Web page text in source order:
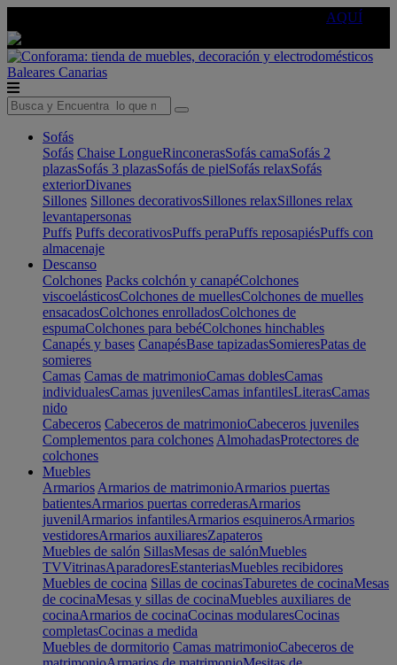
AQUÍ
Baleares Canarias
Sofás
Sofás Chaise LongueRinconerasSofás camaSofás 2
plazasSofás 3 plazasSofás de pielSofás relaxSofás
exteriorDivanes
Sillones Sillones decorativosSillones relaxSillones relax
levantapersonas
Puffs Puffs decorativosPuffs peraPuffs reposapiésPuffs con
almacenaje
Descanso
Colchones Packs colchón y canapéColchones
viscoelásticosColchones de muellesColchones de muelles
ensacadosColchones enrolladosColchones de
espumaColchones para bebéColchones hinchables
Canapés y bases CanapésBase tapizadasSomieresPatas de
somieres
Camas Camas de matrimonioCamas doblesCamas
individualesCamas juvenilesCamas infantilesLiterasCamas
nido
Cabeceros Cabeceros de matrimonioCabeceros juveniles
Complementos para colchones AlmohadasProtectores de
colchones
Muebles
Armarios Armarios de matrimonioArmarios puertas
batientesArmarios puertas correderasArmarios
juvenilArmarios infantilesArmarios esquinerosArmarios
vestidoresArmarios auxiliaresZapateros
Muebles de salón SillasMesas de salónMuebles
TVVitrinasAparadoresEstanteriasMuebles recibidores
Muebles de cocina Sillas de cocinasTaburetes de cocinaMesas
de cocinaMesas y sillas de cocinaMuebles auxiliares de
cocinaArmarios de cocinaCocinas modularesCocinas
completasCocinas a medida
Muebles de dormitorio Camas matrimonioCabeceros de